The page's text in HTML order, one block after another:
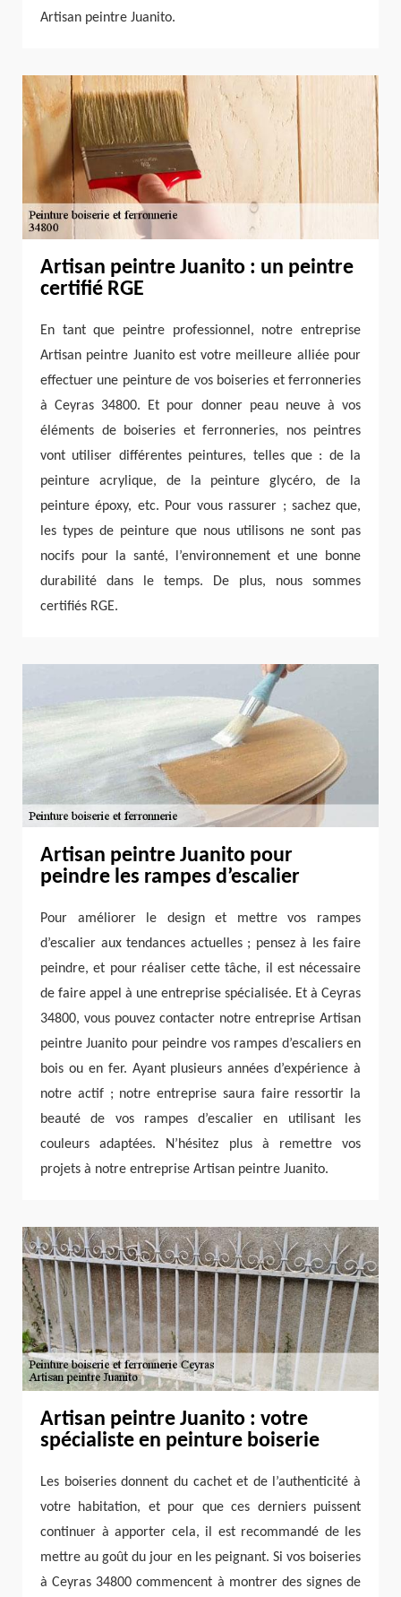
Artisan peintre Juanito.
Artisan peintre Juanito : un peintre
certifié RGE
En tant que peintre professionnel, notre entreprise
Artisan peintre Juanito est votre meilleure alliée pour
effectuer une peinture de vos boiseries et ferronneries
à Ceyras 34800. Et pour donner peau neuve à vos
éléments de boiseries et ferronneries, nos peintres
vont utiliser différentes peintures, telles que : de la
peinture acrylique, de la peinture glycéro, de la
peinture époxy, etc. Pour vous rassurer ; sachez que,
les types de peinture que nous utilisons ne sont pas
nocifs pour la santé, l’environnement et une bonne
durabilité dans le temps. De plus, nous sommes
certifiés RGE.
Artisan peintre Juanito pour
peindre les rampes d’escalier
Pour améliorer le design et mettre vos rampes
d’escalier aux tendances actuelles ; pensez à les faire
peindre, et pour réaliser cette tâche, il est nécessaire
de faire appel à une entreprise spécialisée. Et à Ceyras
34800, vous pouvez contacter notre entreprise Artisan
peintre Juanito pour peindre vos rampes d’escaliers en
bois ou en fer. Ayant plusieurs années d’expérience à
notre actif ; notre entreprise saura faire ressortir la
beauté de vos rampes d’escalier en utilisant les
couleurs adaptées. N’hésitez plus à remettre vos
projets à notre entreprise Artisan peintre Juanito.
Artisan peintre Juanito : votre
spécialiste en peinture boiserie
Les boiseries donnent du cachet et de l’authenticité à
votre habitation, et pour que ces derniers puissent
continuer à apporter cela, il est recommandé de les
mettre au goût du jour en les peignant. Si vos boiseries
à Ceyras 34800 commencent à montrer des signes de